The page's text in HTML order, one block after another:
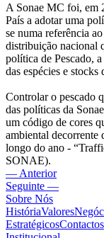
A Sonae MC foi, em
País a adotar uma
se numa referência
distribuição nacional
política de Pescado,
das espécies e
Controlar o pescado
das políticas da
um código de cores
ambiental decorrente
longo do ano -
SONAE).
— Anterior
Seguinte —
Sobre Nós
HistóriaValores
EstratégicosContactos